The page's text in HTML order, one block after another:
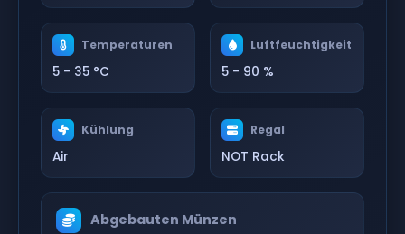
Temperaturen
5 - 35 °C
Luftfeuchtigkeit
5 - 90 %
Kühlung
Air
Regal
NOT Rack
Abgebauten Münzen